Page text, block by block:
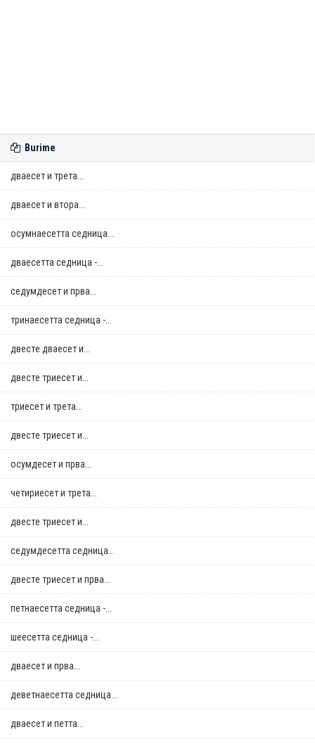
Burime
дваесет и трета...
дваесет и втора...
осумнaесетта седница...
дваесетта седница -...
седумдесет и прва...
тринаесетта седница -...
двестe дваесет и...
двестe триесет и...
триесет и трета...
двестe триесет и...
осумдесет и прва...
четириесет и трета...
двестe триесет и...
седумдесетта седница...
двестe триесет и прва...
петнаесетта седница -...
шеесетта седница -...
дваесет и прва...
деветнаесетта седница...
дваесет и петта...